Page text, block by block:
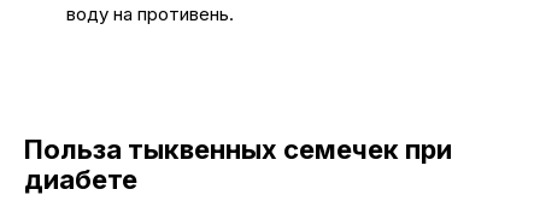
воду на противень.
Польза тыквенных семечек при
диабете